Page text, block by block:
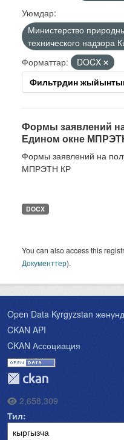
Уюмдар:
Министерство
технического надзора
Форматтар:
DOCX
Фильтрдин
Формы заявлений
Едином окне
Формы заявлений на
МПРЭТН КР
DOCX
You can also access this
Документтер).
Open Data Kyrgyzstan
CKAN API
CKAN Ассоциация
2,658,309
Тил